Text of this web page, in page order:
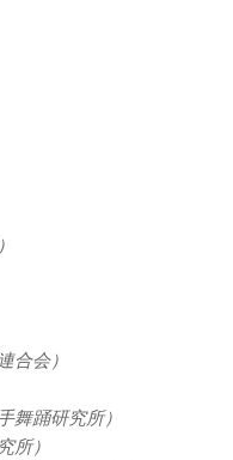
合会）
舞踊研究所）
所）